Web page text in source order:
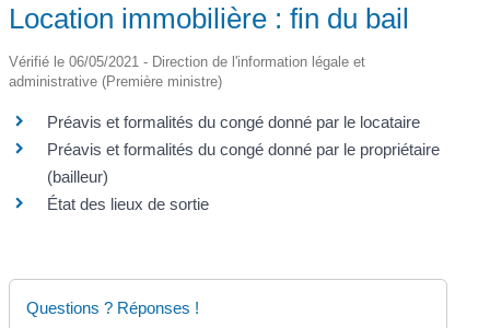
Location immobilière : fin du bail
Vérifié le 06/05/2021 - Direction de l'information légale et
administrative (Première ministre)
Préavis et formalités du congé donné par le locataire
Préavis et formalités du congé donné par le propriétaire
(bailleur)
État des lieux de sortie
Questions ? Réponses !